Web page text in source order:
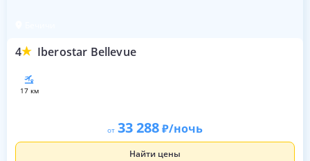
4 Iberostar Bellevue
17 км
от 33 288 /ночь
Найти цены